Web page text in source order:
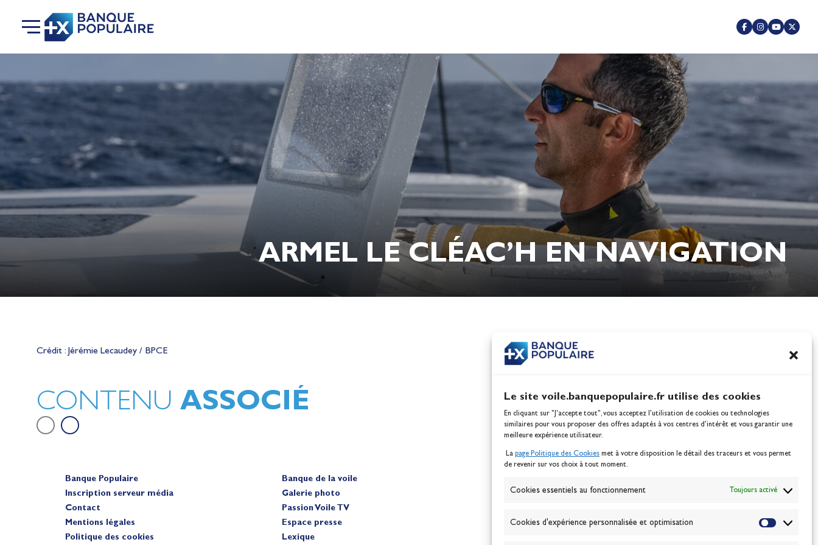
Le site voile.banquepopulaire.fr utilise des cookies
En cliquant sur "J'accepte tout", vous acceptez l’utilisation de cookies ou technologies
similaires pour vous proposer des offres adaptés à vos centres d’intérêt et vous garantir une
meilleure expérience utilisateur.
La page Politique des Cookies met à votre disposition le détail des traceurs et vous permet
de revenir sur vos choix à tout moment.
Cookies essentiels au fonctionnement Toujours activé
Cookies d'expérience personnalisée et optimisation
ARMEL LE CLÉAC’H EN NAVIGATION
Crédit : Jérémie Lecaudey / BPCE
CONTENU ASSOCIÉ
sur le plan d'eau des Jeux Olympiques
Berthomieu, vice-championnes
100% Glisse - Écoles
Banque Populaire
Inscription serveur média
Contact
Mentions légales
Politique des cookies
Banque de la voile
Galerie photo
Passion Voile TV
Espace presse
Lexique
ABONNEZ-VOUS